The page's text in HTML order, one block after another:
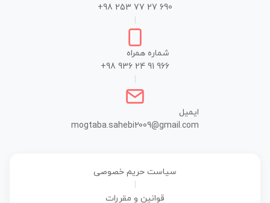
+98 253 77 27 690
شماره همراه
+98 936 24 91 966
ایمیل
mogtaba.sahebi2009@gmail.com
سیاست حریم خصوصی
قوانین و مقررات